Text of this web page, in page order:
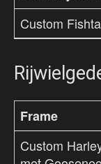
Custom
Frame
Custom